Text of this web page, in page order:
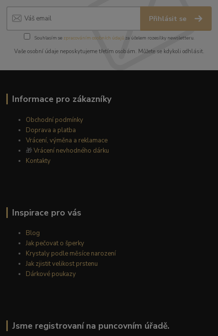
Přihlásit se
Souhlasím se zpracováním osobních údajůza účelem rozesílky newsletteru.
Vaše osobní údaje neposkytujeme třetím osobám. Můžete se kdykoli odhlásit.
Informace pro zákazníky
Obchodní podmínky
Doprava a platba
Vrácení, výměna a reklamace
🎁Vrácení nevhodného dárku
Kontakty
Inspirace pro vás
Blog
Jak pečovat o šperky
Krystaly podle měsíce narození
Jak zjistit velikost prstenu
Dárkové poukazy
Jsme registrovaní na puncovním úřadě.